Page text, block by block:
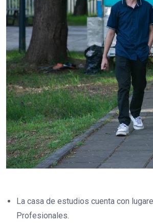
La casa de estudios cuenta con
Profesionales.